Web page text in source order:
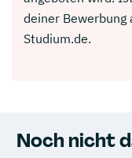
deiner Bewerbung
Studium.de.
Noch nicht